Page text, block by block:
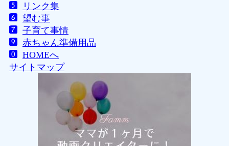
リンク集
望む事
子育て事情
赤ちゃん準備用品
HOMEへ
サイトマップ